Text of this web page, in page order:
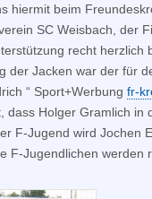
hiermit beim
SC Weisbach, der
recht herzlich
der Jacken war der für
“ Sport+Werbung fr-
dass Holger Gramlich in
F-Jugend wird Jochen
F-Jugendlichen werden